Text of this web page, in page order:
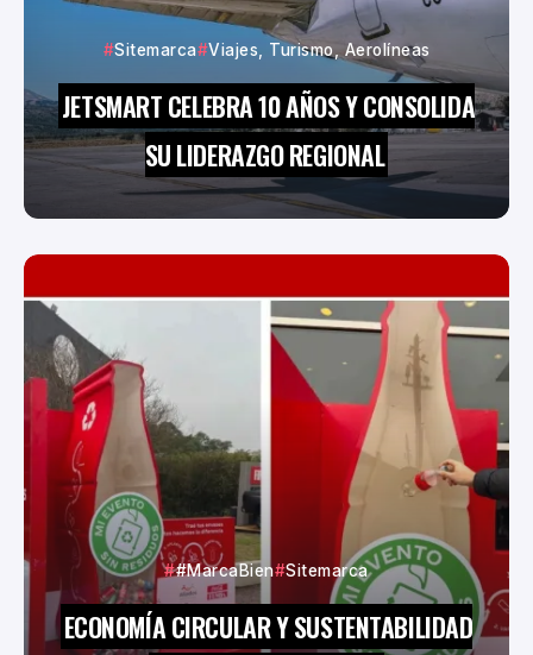
Sitemarca Viajes, Turismo, Aerolíneas
JETSMART CELEBRA 10 AÑOS Y CONSOLIDA
SU LIDERAZGO REGIONAL
#MarcaBien Sitemarca
ECONOMÍA CIRCULAR Y SUSTENTABILIDAD